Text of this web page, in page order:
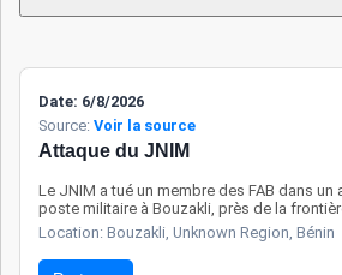
vulnérables aux
les civils soient
pays voisins, ils
effets indirects
l’insécurité. La
coopération
Appliquer
Date: 6/8/2026
Source: Voir la source
Attaque du JNIM
Le JNIM a tué un membre des FAB dans un
poste militaire à Bouzakli, près de la
Location: Bouzakli, Unknown Region, Bénin